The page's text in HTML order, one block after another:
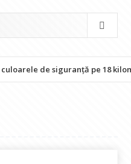
de siguranță pe 18 kilometri